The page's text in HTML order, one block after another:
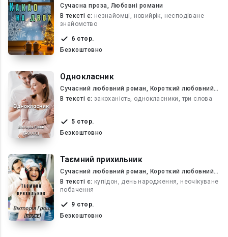
Сучасна проза, Любовні романи
В текcті є: незнайомці, новийрік, несподіване
знайомство
6 стор.
Безкоштовно
Однокласник
Сучасний любовний роман, Короткий любовний
роман
В текcті є: закоханість, однокласники, три слова
5 стор.
Безкоштовно
Таємний прихильник
Сучасний любовний роман, Короткий любовний
роман
В текcті є: купідон, день народження, неочікуване
побачення
9 стор.
Безкоштовно